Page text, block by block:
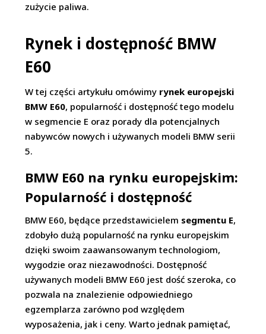
zużycie paliwa.
Rynek i dostępność BMW
E60
W tej części artykułu omówimy rynek europejski
BMW E60, popularność i dostępność tego modelu
w segmencie E oraz porady dla potencjalnych
nabywców nowych i używanych modeli BMW serii
5.
BMW E60 na rynku europejskim:
Popularność i dostępność
BMW E60, będące przedstawicielem segmentu E,
zdobyło dużą popularność na rynku europejskim
dzięki swoim zaawansowanym technologiom,
wygodzie oraz niezawodności. Dostępność
używanych modeli BMW E60 jest dość szeroka, co
pozwala na znalezienie odpowiedniego
egzemplarza zarówno pod względem
wyposażenia, jak i ceny. Warto jednak pamiętać,